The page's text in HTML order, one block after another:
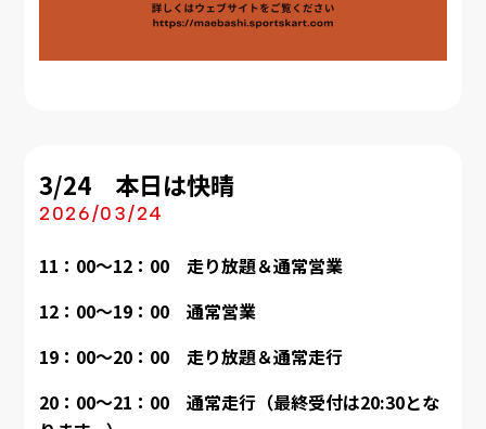
3/24 本日は快晴
2026/03/24
11：00～12：00 走り放題＆通常営業
12：00～19：00
通常営業
19：00～20：00 走り放題＆通常走行
20：00～21：00 通常走行（最終受付は20:30とな